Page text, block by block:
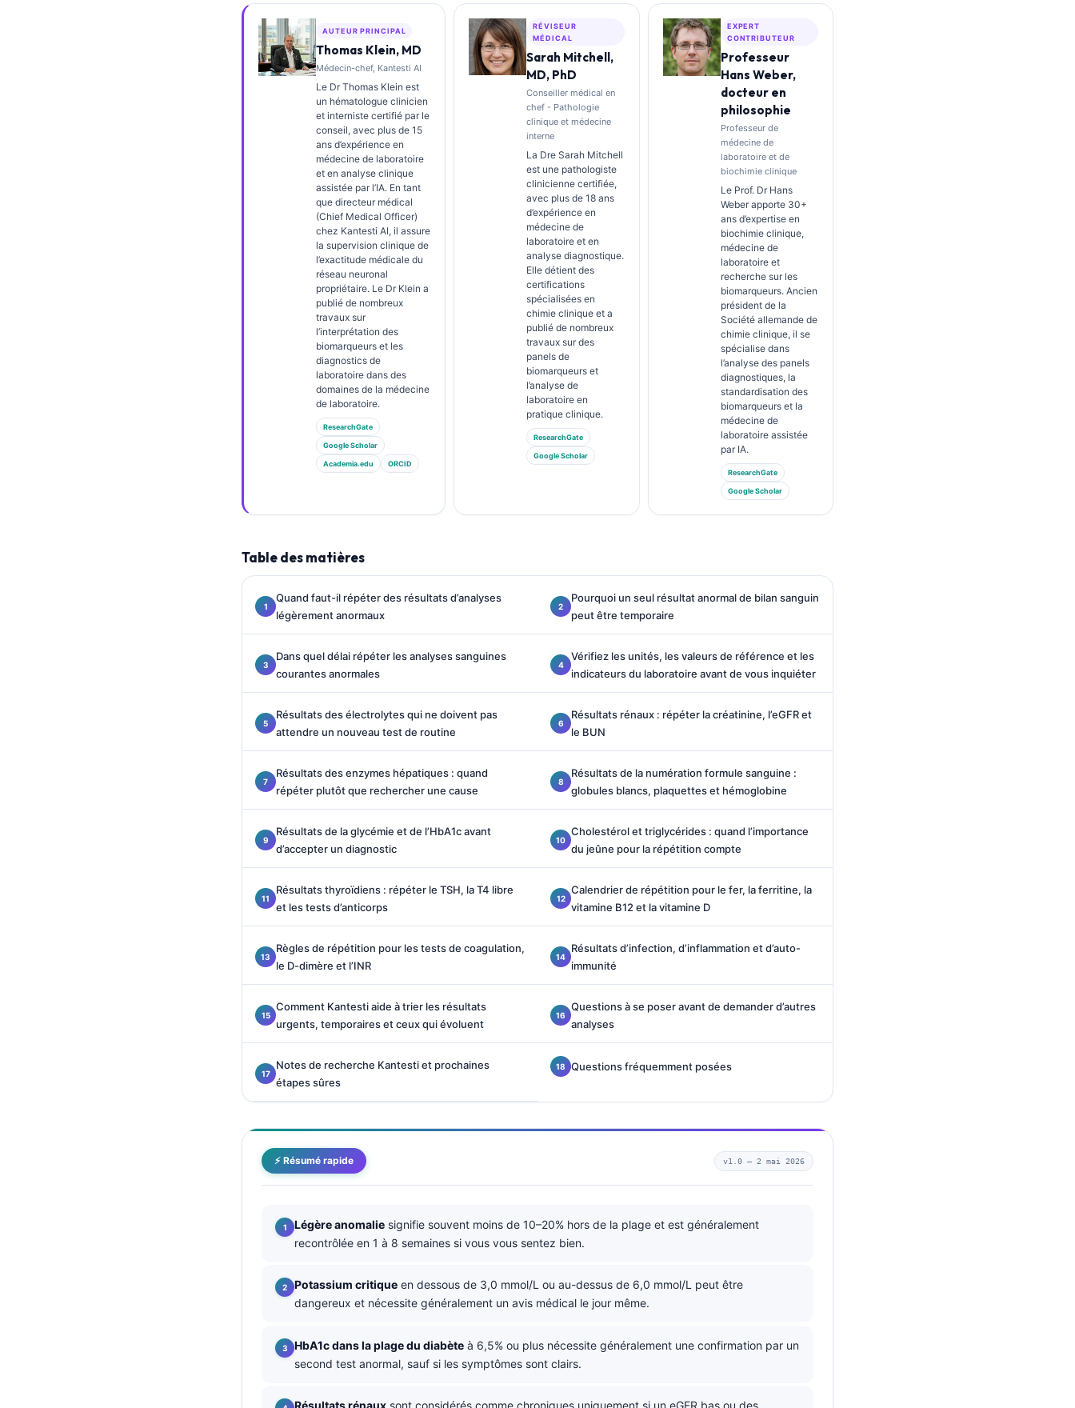
AUTEUR PRINCIPAL
Thomas Klein, MD
Médecin-chef, Kantesti AI
Le Dr Thomas Klein est
un hématologue clinicien
et interniste certifié par le
conseil, avec plus de 15
ans d’expérience en
médecine de laboratoire
et en analyse clinique
assistée par l’IA. En tant
que directeur médical
(Chief Medical Officer)
chez Kantesti AI, il assure
la supervision clinique de
l’exactitude médicale du
réseau neuronal
propriétaire. Le Dr Klein a
publié de nombreux
travaux sur
l’interprétation des
biomarqueurs et les
diagnostics de
laboratoire dans des
domaines de la médecine
de laboratoire.
ResearchGate
Google Scholar
Academia.edu ORCID
RÉVISEUR
MÉDICAL
Sarah Mitchell,
MD, PhD
Conseiller médical en
chef - Pathologie
clinique et médecine
interne
La Dre Sarah Mitchell
est une pathologiste
clinicienne certifiée,
avec plus de 18 ans
d’expérience en
médecine de
laboratoire et en
analyse diagnostique.
Elle détient des
certifications
spécialisées en
chimie clinique et a
publié de nombreux
travaux sur des
panels de
biomarqueurs et
l’analyse de
laboratoire en
pratique clinique.
ResearchGate
Google Scholar
EXPERT
CONTRIBUTEUR
Professeur
Hans Weber,
docteur en
philosophie
Professeur de
médecine de
laboratoire et de
biochimie clinique
Le Prof. Dr Hans
Weber apporte 30+
ans d’expertise en
biochimie clinique,
médecine de
laboratoire et
recherche sur les
biomarqueurs. Ancien
président de la
Société allemande de
chimie clinique, il se
spécialise dans
l’analyse des panels
diagnostiques, la
standardisation des
biomarqueurs et la
médecine de
laboratoire assistée
par IA.
ResearchGate
Google Scholar
Table des matières
Quand faut-il répéter des résultats d’analyses
légèrement anormaux
Pourquoi un seul résultat anormal de bilan sanguin
peut être temporaire
Dans quel délai répéter les analyses sanguines
courantes anormales
Vérifiez les unités, les valeurs de référence et les
indicateurs du laboratoire avant de vous inquiéter
Résultats des électrolytes qui ne doivent pas
attendre un nouveau test de routine
Résultats rénaux : répéter la créatinine, l’eGFR et
le BUN
Résultats des enzymes hépatiques : quand
répéter plutôt que rechercher une cause
Résultats de la numération formule sanguine :
globules blancs, plaquettes et hémoglobine
Résultats de la glycémie et de l’HbA1c avant
d’accepter un diagnostic
Cholestérol et triglycérides : quand l’importance
du jeûne pour la répétition compte
Résultats thyroïdiens : répéter le TSH, la T4 libre
et les tests d’anticorps
Calendrier de répétition pour le fer, la ferritine, la
vitamine B12 et la vitamine D
Règles de répétition pour les tests de coagulation,
le D-dimère et l’INR
Résultats d’infection, d’inflammation et d’auto-
immunité
Comment Kantesti aide à trier les résultats
urgents, temporaires et ceux qui évoluent
Questions à se poser avant de demander d’autres
analyses
Notes de recherche Kantesti et prochaines
étapes sûres
Questions fréquemment posées
⚡ Résumé rapide v1.0 — 2 mai 2026
Légère anomalie signifie souvent moins de 10–20% hors de la plage et est généralement
recontrôlée en 1 à 8 semaines si vous vous sentez bien.
Potassium critique en dessous de 3,0 mmol/L ou au-dessus de 6,0 mmol/L peut être
dangereux et nécessite généralement un avis médical le jour même.
HbA1c dans la plage du diabète à 6,5% ou plus nécessite généralement une confirmation par un
second test anormal, sauf si les symptômes sont clairs.
Résultats rénaux sont considérés comme chroniques uniquement si un eGFR bas ou des